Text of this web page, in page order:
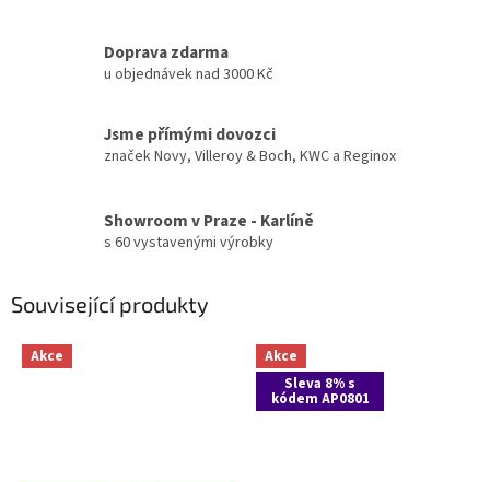
Doprava zdarma
u objednávek nad 3000 Kč
Jsme přímými dovozci
značek Novy, Villeroy & Boch, KWC a Reginox
Showroom v Praze - Karlíně
s 60 vystavenými výrobky
Související produkty
Akce
Akce
Sleva 8% s
kódem AP0801